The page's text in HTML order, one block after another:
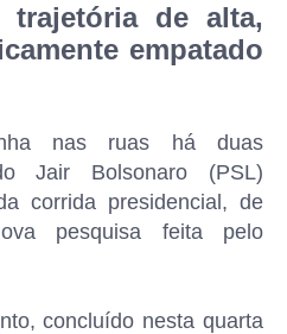
trajetória de alta,
empatado
nas ruas há duas
Jair Bolsonaro (PSL)
corrida presidencial, de
pesquisa feita pelo
concluído nesta quarta